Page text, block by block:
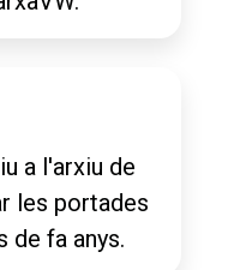
a l'arxiu de
les portades
de fa anys.